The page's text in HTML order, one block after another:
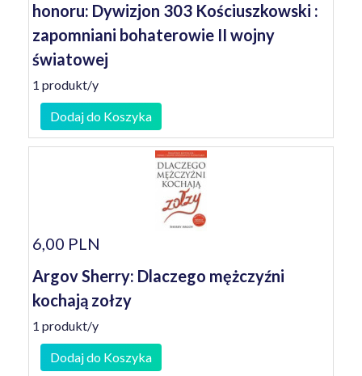
honoru: Dywizjon 303 Kościuszkowski :
zapomniani bohaterowie II wojny
światowej
1 produkt/y
Dodaj do Koszyka
6,00 PLN
Argov Sherry: Dlaczego mężczyźni
kochają zołzy
1 produkt/y
Dodaj do Koszyka